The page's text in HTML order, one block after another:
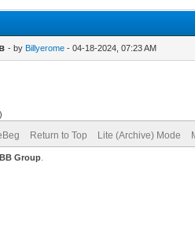
- by Billyerome - 04-18-2024, 07:23 AM
Return to Top Lite (Archive) Mode
Group